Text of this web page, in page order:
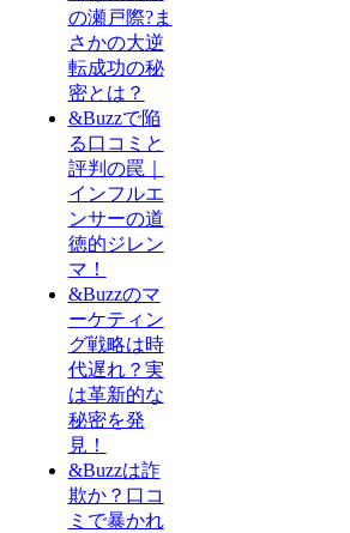
の瀬戸際?ま
さかの大逆
転成功の秘
密とは？
&Buzzで陥
る口コミと
評判の罠｜
インフルエ
ンサーの道
徳的ジレン
マ！
&Buzzのマ
ーケティン
グ戦略は時
代遅れ？実
は革新的な
秘密を発
見！
&Buzzは詐
欺か？口コ
ミで暴かれ